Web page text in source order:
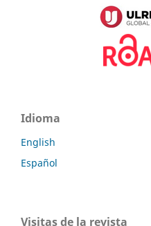
Idioma
English
Español
Visitas de la revista